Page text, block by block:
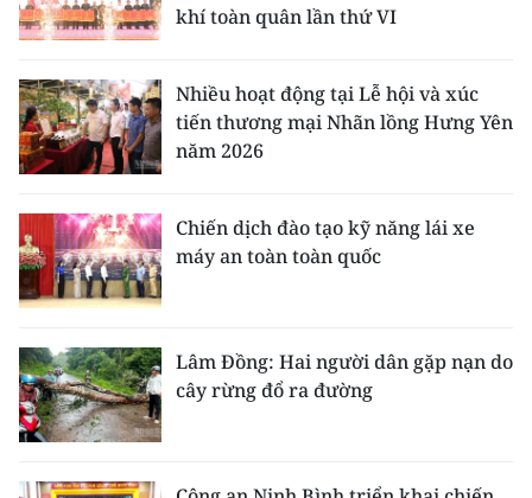
khí toàn quân lần thứ VI
Nhiều hoạt động tại Lễ hội và xúc
tiến thương mại Nhãn lồng Hưng Yên
năm 2026
Chiến dịch đào tạo kỹ năng lái xe
máy an toàn toàn quốc
Lâm Đồng: Hai người dân gặp nạn do
cây rừng đổ ra đường